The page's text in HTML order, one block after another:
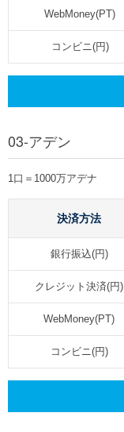
WebMoney(PT)
コンビニ(円)
03-アデン
1口＝1000万アデナ
決済方法
銀行振込(円)
クレジット決済(円)
WebMoney(PT)
コンビニ(円)